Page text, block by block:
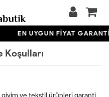
EN UYGUN FİYAT
Koşulları
ve tekstil ürünleri garanti